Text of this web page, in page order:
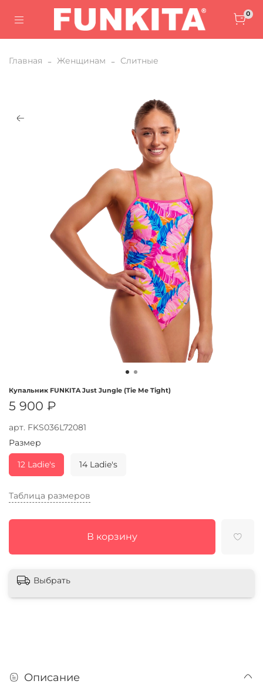
0
Главная Женщинам Слитные
арт. FKS036L72081
Купальник FUNKITA Just Jungle (Tie Me Tight)
5 900 ₽
Таблица размеров
В корзину
Размер
12 Ladie's 14 Ladie's
Выбрать
Описание